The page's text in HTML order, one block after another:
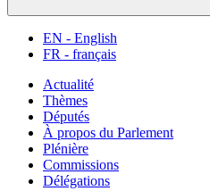
EN - English
FR - français
Actualité
Thèmes
Députés
À propos du Parlement
Plénière
Commissions
Délégations